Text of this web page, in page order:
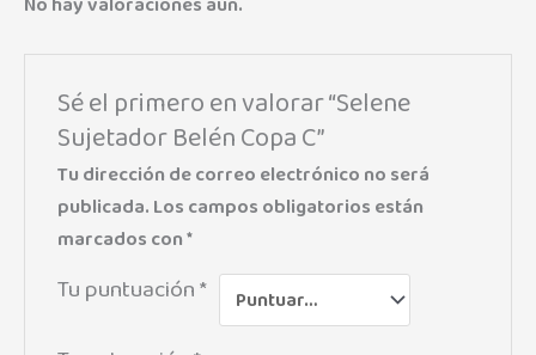
Sé el primero en valorar “Selene
Sujetador Belén Copa C”
Tu dirección de correo electrónico no será
publicada.Los campos obligatorios están
marcados con*
Tu puntuación*